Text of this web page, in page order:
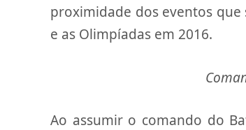
proximidade dos eventos que
e as Olimpíadas em 2016.
Ao assumir o comando do